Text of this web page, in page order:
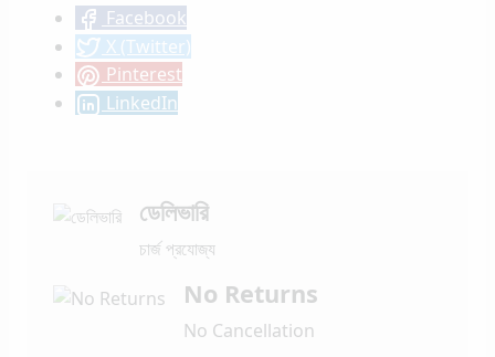
Facebook
X (Twitter)
Pinterest
LinkedIn
ডেলিভারি
চার্জ প্রযোজ্য
No Returns
No Cancellation